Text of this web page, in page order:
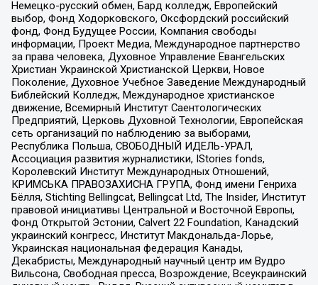
Немецко-русский обмен, Бард колледж, Европейский
выбор, Фонд Ходорковского, Оксфордский российский
фонд, Фонд Будущее России, Компания свободы
информации, Проект Медиа, Международное партнерство
за права человека, Духовное Управление Евангельских
Христиан Украинской Христианской Церкви, Новое
Поколение, Духовное Учебное Заведение Международный
Библейский Колледж, Международное христианское
движение, Всемирный Институт Саентологических
Предприятий, Церковь Духовной Технологии, Европейская
сеть организаций по наблюдению за выборами,
Республика Польша, СВОБОДНЫЙ ИДЕЛЬ-УРАЛ,
Ассоциация развития журналистики, IStories fonds,
Королевский Институт Международных Отношений,
КРИМСЬКА ПРАВОЗАХИСНА ГРУПА, Фонд имени Генриха
Бёлля, Stichting Bellingcat, Bellingcat Ltd, The Insider, Институт
правовой инициативы Центральной и Восточной Европы,
Фонд Открытой Эстонии, Calvert 22 Foundation, Канадский
украинский конгресс, Институт Макдональда-Лорье,
Украинская национальная федерация Канады,
Декабристы, Международный научный центр им Вудро
Вильсона, Свободная пресса, Возрождение, Всеукраинский